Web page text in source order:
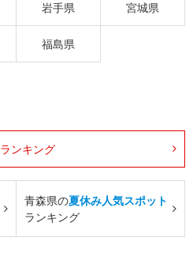
岩手県 宮城県
福島県
ランキング
青森県の夏休み人気スポット
ランキング